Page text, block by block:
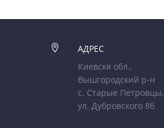

АДРЕС
Киевскя обл.,
Вышгородский р-н
с. Старые Петровцы,
ул. Дубровского 8б